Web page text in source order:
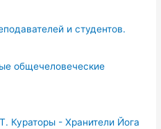
и студентов.
общечеловеческие
Кураторы - Хранители Йога